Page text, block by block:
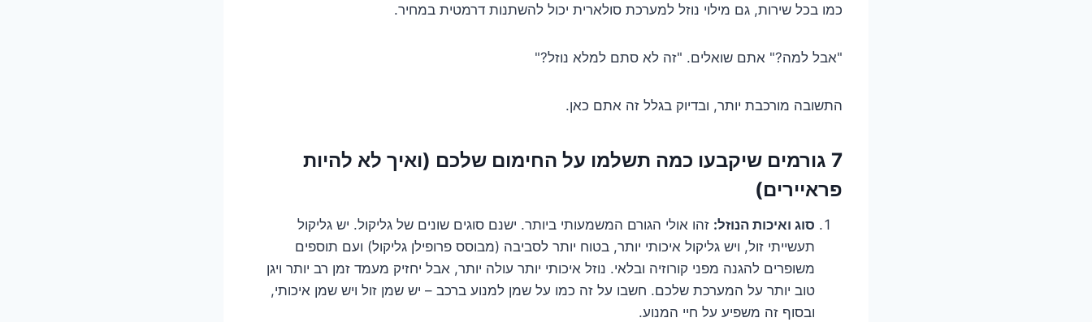
כמו בכל שירות, גם מילוי נוזל למערכת סולארית יכול להשתנות דרמטית במחיר.
"אבל למה?" אתם שואלים. "זה לא סתם למלא נוזל?"
התשובה מורכבת יותר, ובדיוק בגלל זה אתם כאן.
7 גורמים שיקבעו כמה תשלמו על החימום שלכם (ואיך לא להיות
פראיירים)
סוג ואיכות הנוזל: זהו אולי הגורם המשמעותי ביותר. ישנם סוגים שונים של גליקול. יש גליקול
תעשייתי זול, ויש גליקול איכותי יותר, בטוח יותר לסביבה (מבוסס פרופילן גליקול) ועם תוספים
משופרים להגנה מפני קורוזיה ובלאי. נוזל איכותי יותר עולה יותר, אבל יחזיק מעמד זמן רב יותר ויגן
טוב יותר על המערכת שלכם. חשבו על זה כמו על שמן למנוע ברכב – יש שמן זול ויש שמן איכותי,
ובסוף זה משפיע על חיי המנוע.